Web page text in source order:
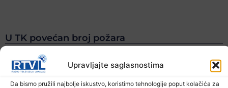
Upravljajte saglasnostima
Da bismo pružili najbolje iskustvo, koristimo tehnologije poput kolačića za
U TK povećan broj požara
7. Augusta 2026.